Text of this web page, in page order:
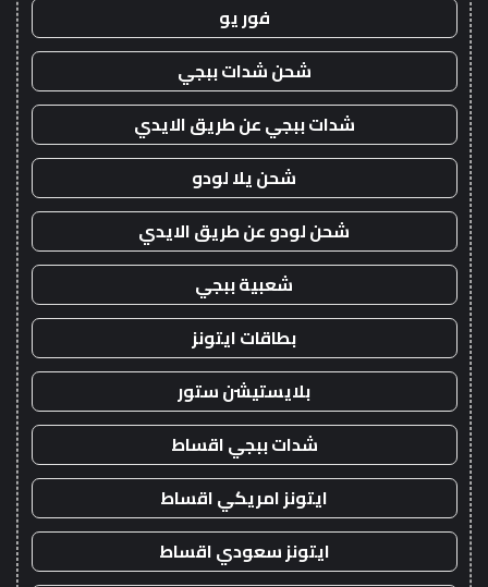
فور يو
شحن شدات ببجي
شدات ببجي عن طريق الايدي
شحن يلا لودو
شحن لودو عن طريق الايدي
شعبية ببجي
بطاقات ايتونز
بلايستيشن ستور
شدات ببجي اقساط
ايتونز امريكي اقساط
ايتونز سعودي اقساط